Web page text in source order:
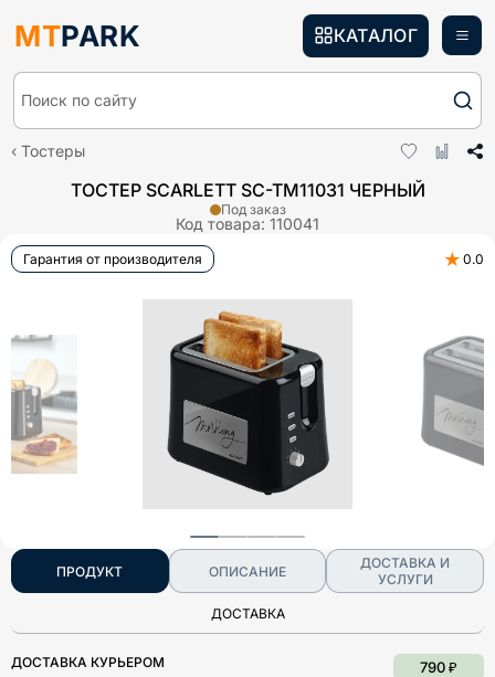
MTPARK
Поиск по сайту
КАТАЛОГ
Тостеры
ТОСТЕР SCARLETT SC-TM11031 ЧЕРНЫЙ
Код товара: 110041
Под заказ
Гарантия от производителя ★ 0.0
ПРОДУКТ ОПИСАНИЕ
ДОСТАВКА И
УСЛУГИ
ДОСТАВКА
ДОСТАВКА КУРЬЕРОМ 790 ₽